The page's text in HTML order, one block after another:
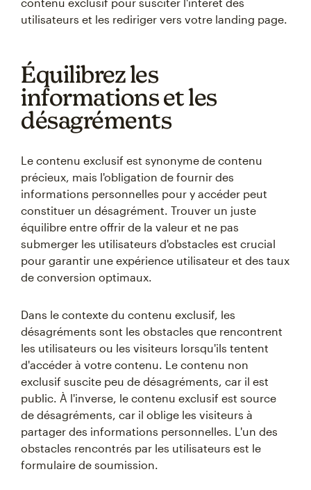
utilisateurs et les rediriger vers votre landing page.
Équilibrez les
informations et les
désagréments
Le contenu exclusif est synonyme de contenu
précieux, mais l'obligation de fournir des
informations personnelles pour y accéder peut
constituer un désagrément. Trouver un juste
équilibre entre offrir de la valeur et ne pas
submerger les utilisateurs d'obstacles est crucial
pour garantir une expérience utilisateur et des taux
de conversion optimaux.
Dans le contexte du contenu exclusif, les
désagréments sont les obstacles que rencontrent
les utilisateurs ou les visiteurs lorsqu'ils tentent
d'accéder à votre contenu. Le contenu non
exclusif suscite peu de désagréments, car il est
public. À l'inverse, le contenu exclusif est source
de désagréments, car il oblige les visiteurs à
partager des informations personnelles. L'un des
obstacles rencontrés par les utilisateurs est le
formulaire de soumission.